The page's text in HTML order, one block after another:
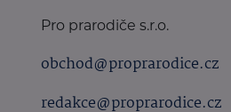
Pro prarodiče s.r.o.
obchod@proprarodice.cz
redakce@proprarodice.cz